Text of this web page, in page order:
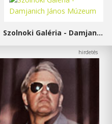
Szolnoki Galéria - Damjanich János Múzeum